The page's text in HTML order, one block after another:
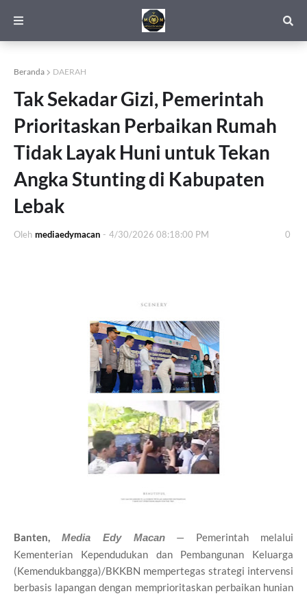
Beranda DAERAH
Tak Sekadar Gizi, Pemerintah
Prioritaskan Perbaikan Rumah
Tidak Layak Huni untuk Tekan
Angka Stunting di Kabupaten
Lebak
Oleh mediaedymacan - 4/30/2026 08:18:00 PM 0
Banten, Media Edy Macan— Pemerintah melalui
Kementerian Kependudukan dan Pembangunan Keluarga
(Kemendukbangga)/BKKBN mempertegas strategi intervensi
berbasis lapangan dengan memprioritaskan perbaikan hunian